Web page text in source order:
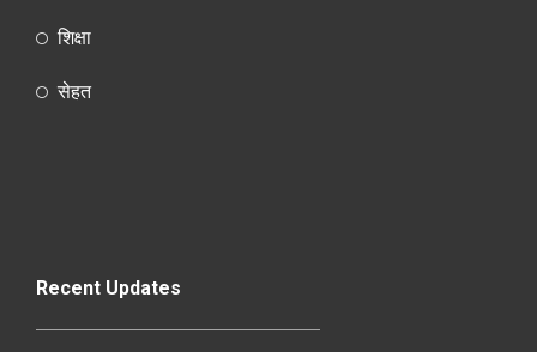
शिक्षा
सेहत
Recent Updates